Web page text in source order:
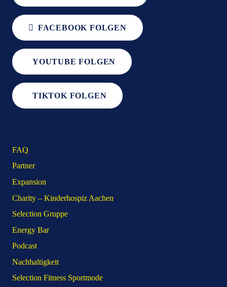
FACEBOOK FOLGEN
YOUTUBE FOLGEN
TIKTOK FOLGEN
FAQ
Partner
Expansion
Charity – Kinderhospiz Aachen
Selection Gruppe
Energy Bar
Podcast
Nachhaltigkeit
Selection Fitness Sportmode